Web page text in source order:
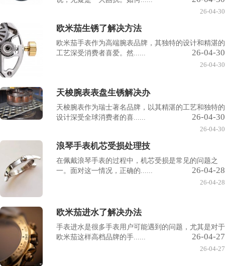
26-04-30
欧米茄生锈了解决方法
欧米茄手表作为高端腕表品牌，其独特的设计和精湛的
工艺深受消费者喜爱。然......
26-04-30
26-04-30
天梭腕表表盘生锈解决办
天梭腕表作为瑞士著名品牌，以其精湛的工艺和独特的
设计深受全球消费者的喜......
26-04-30
26-04-30
浪琴手表机芯受损处理技
在佩戴浪琴手表的过程中，机芯受损是常见的问题之
一。面对这一情况，正确的......
26-04-28
26-04-28
欧米茄进水了解决办法
手表进水是很多手表用户可能遇到的问题，尤其是对于
欧米茄这样高档品牌的手......
26-04-27
26-04-27